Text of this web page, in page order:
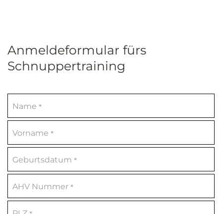
Anmeldeformular fürs
Schnuppertraining
Name *
Vorname *
Geburtsdatum *
AHV Nummer *